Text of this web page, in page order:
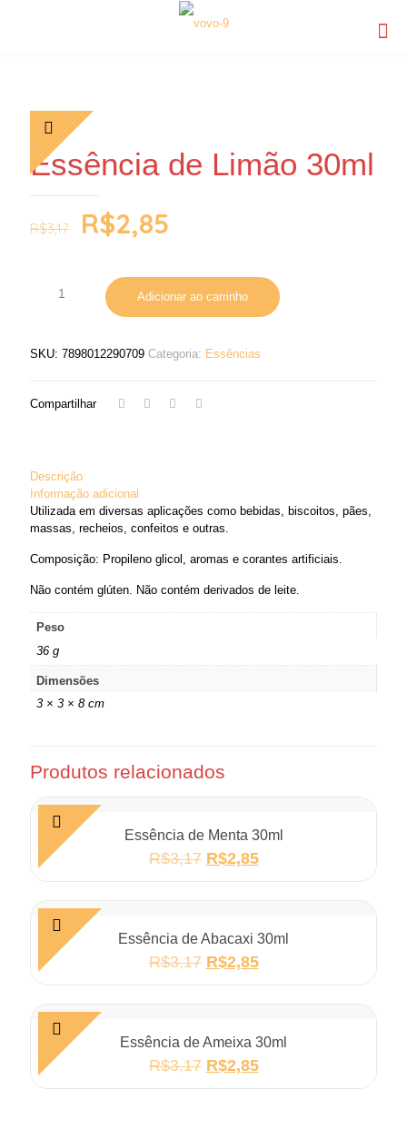
Essência de Limão 30ml
R$3,17 R$2,85
Adicionar ao carrinho
SKU: 7898012290709 Categoria: Essências
Compartilhar
Descrição
Informação adicional
Utilizada em diversas aplicações como bebidas, biscoitos, pães,
massas, recheios, confeitos e outras.
Composição: Propileno glicol, aromas e corantes artificiais.
Não contém glúten. Não contém derivados de leite.
Peso
36 g
Dimensões
3 × 3 × 8 cm
Produtos relacionados
Essência de Menta 30ml
R$3,17 R$2,85
Essência de Abacaxi 30ml
R$3,17 R$2,85
Essência de Ameixa 30ml
R$3,17 R$2,85